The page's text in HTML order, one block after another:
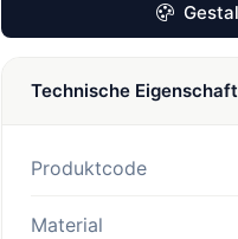
Technische
Produktcode
Material